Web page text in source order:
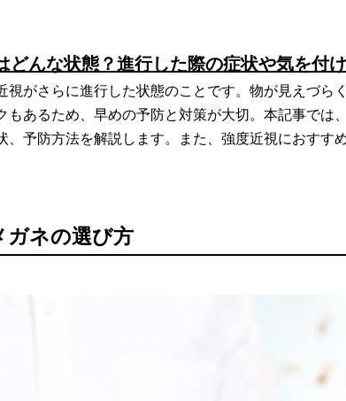
どんな状態？進行した際の症状や気を付
視がさらに進行した状態のことです。物が見えづら
もあるため、早めの予防と対策が大切。本記事では
、予防方法を解説します。また、強度近視におすす
ガネの選び方